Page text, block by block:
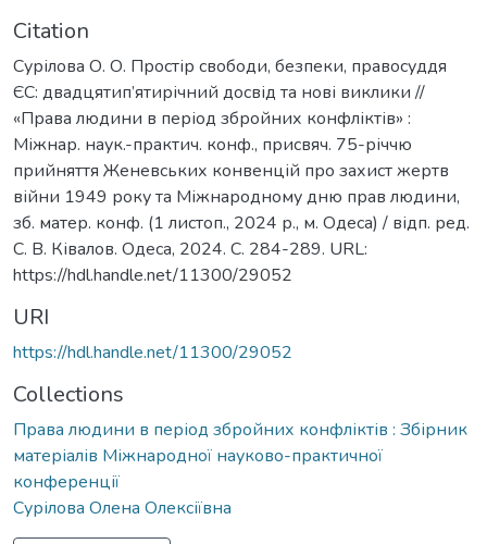
Citation
Сурілова О. О. Простір свободи, безпеки, правосуддя
ЄС: двадцятип’ятирічний досвід та нові виклики //
«Права людини в період збройних конфліктів» :
Міжнар. наук.-практич. конф., присвяч. 75-річчю
прийняття Женевських конвенцій про захист жертв
війни 1949 року та Міжнародному дню прав людини,
зб. матер. конф. (1 листоп., 2024 р., м. Одеса) / відп. ред.
С. В. Ківалов. Одеса, 2024. С. 284-289. URL:
https://hdl.handle.net/11300/29052
URI
https://hdl.handle.net/11300/29052
Collections
Права людини в період збройних конфліктів : Збірник
матеріалів Міжнародної науково-практичної
конференції
Сурілова Олена Олексіївна